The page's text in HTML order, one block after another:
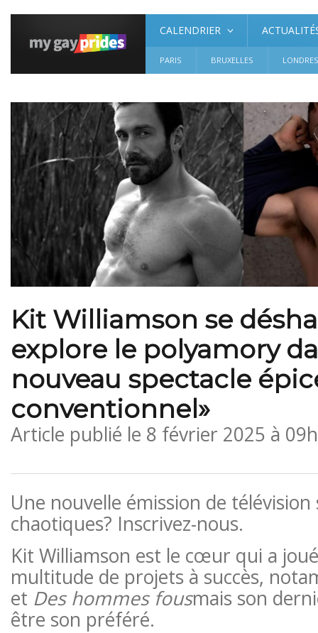
CALENDRIER
PARIS BRUXELLES LONDRES
Kit Williamson se
explore le polyamory
nouveau spectacle
conventionnel»
Article publié le 8 février 2025 à
Une nouvelle émission de télévision
chaotiques? Inscrivez-nous.
Kit Williamson est le cœur qui a
multitude de projets à succès,
et Des hommes fousmais son
être son préféré.